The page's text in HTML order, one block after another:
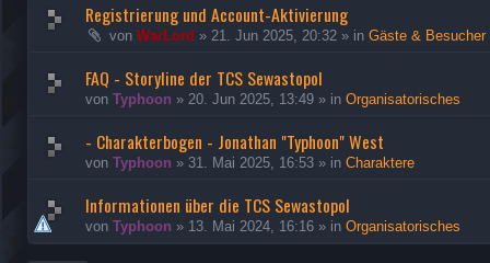
Registrierung und Account-Aktivierung
von WarLord » 21. Jun 2025, 20:32 » in Gäste & Besucher
FAQ - Storyline der TCS Sewastopol
von Typhoon » 20. Jun 2025, 13:49 » in Organisatorisches
- Charakterbogen - Jonathan "Typhoon" West
von Typhoon » 31. Mai 2025, 16:53 » in Charaktere
Informationen über die TCS Sewastopol
von Typhoon » 13. Mai 2024, 16:16 » in Organisatorisches